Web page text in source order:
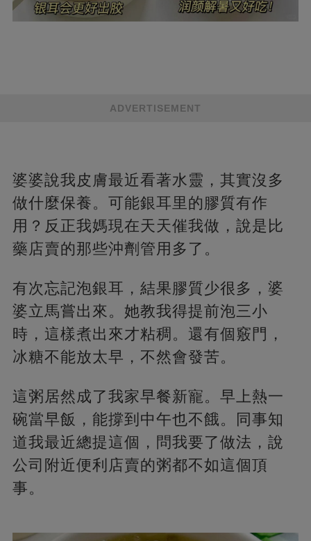
ADVERTISEMENT
婆婆說我皮膚最近看著水靈，其實沒多
做什麼保養。可能銀耳里的膠質有作
用？反正我媽現在天天催我做，說是比
藥店賣的那些沖劑管用多了。
有次忘記泡銀耳，結果膠質少很多，婆
婆立馬嘗出來。她教我得提前泡三小
時，這樣煮出來才粘稠。還有個竅門，
冰糖不能放太早，不然會發苦。
這粥居然成了我家早餐新寵。早上熱一
碗當早飯，能撐到中午也不餓。同事知
道我最近總提這個，問我要了做法，說
公司附近便利店賣的粥都不如這個頂
事。